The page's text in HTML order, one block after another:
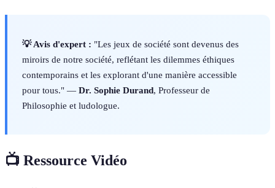
💡 Avis d'expert : "Les jeux de société sont devenus des
miroirs de notre société, reflétant les dilemmes éthiques
contemporains et les explorant d'une manière accessible
pour tous." — Dr. Sophie Durand, Professeur de
Philosophie et ludologue.
📺 Ressource Vidéo